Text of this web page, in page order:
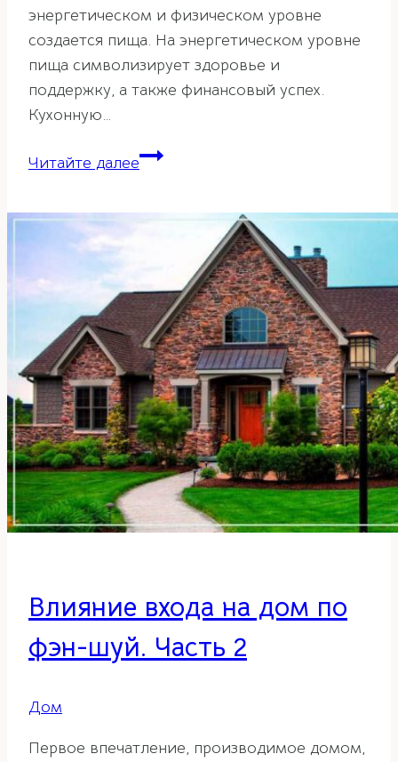
энергетическом и физическом уровне
создается пища. На энергетическом уровне
пища символизирует здоровье и
поддержку, а также финансовый успех.
Кухонную…
Читайте далееПравила
Влияние входа на дом по
фэн-шуй. Часть 2
Дом
Первое впечатление, производимое домом,